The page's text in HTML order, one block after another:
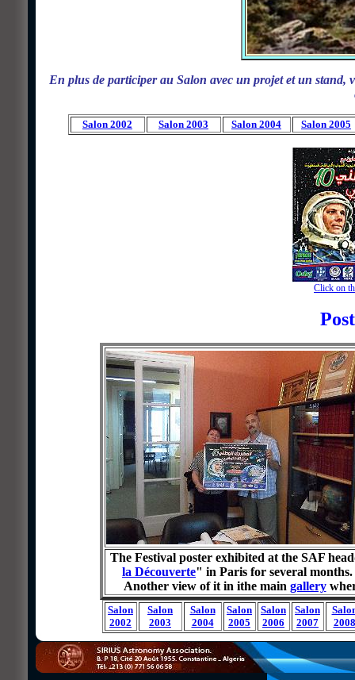
En plus de participer au Salon avec un projet et un stand,
Salon 2002 Salon 2003 Salon 2004 Salon 2005
Click on
The Festival poster exhibited at the SAF
la Découverte" in Paris for several
Another view of it in ithe main gallery
Salon
2002
Salon
2003
Salon
2004
Salon
2005
Salon
2006
Salon
2007
2008